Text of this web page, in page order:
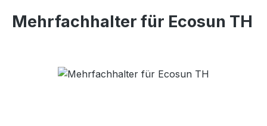
Mehrfachhalter für Ecosun TH
Bildergalerie überspringen